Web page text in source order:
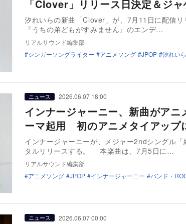
「Clover」リリース日決定＆ジ
汐れいらの新曲「Clover」が、7月11日に配信
『うちの弟どもがすみません』のエンデ…
リアルサウンド編集部
シンガーソングライター
アニメソング JPOP 汐れいら
ニュース 2026.06.07 18:00
インナージャーニー、新曲がア
ーマ起用 初のアニメタイアップ
インナージャーニーが、メジャー2ndシングル
タルリリースする。 本楽曲は、7月5日に…
リアルサウンド編集部
アニメソング
JPOP インナージャーニー バンド・
ニュース 2026.06.07 00:00